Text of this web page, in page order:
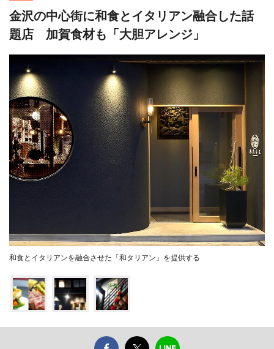
金沢の中心街に和食とイタリアン融合した話
題店 加賀食材も「大胆アレンジ」
和食とイタリアンを融合させた「和タリアン」を提供する